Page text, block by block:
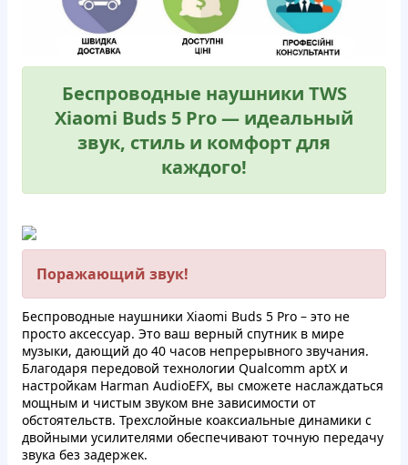
Беспроводные наушники TWS
Xiaomi Buds 5 Pro — идеальный
звук, стиль и комфорт для
каждого!
Поражающий звук!
Беспроводные наушники Xiaomi Buds 5 Pro – это не
просто аксессуар. Это ваш верный спутник в мире
музыки, дающий до 40 часов непрерывного звучания.
Благодаря передовой технологии Qualcomm aptX и
настройкам Harman AudioEFX, вы сможете наслаждаться
мощным и чистым звуком вне зависимости от
обстоятельств. Трехслойные коаксиальные динамики с
двойными усилителями обеспечивают точную передачу
звука без задержек.